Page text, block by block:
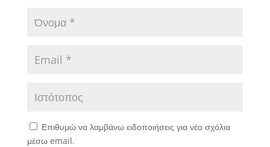
Επιθυμώ να λαμβάνω ειδοποιήσεις για νέα σχόλια
μέσω email.